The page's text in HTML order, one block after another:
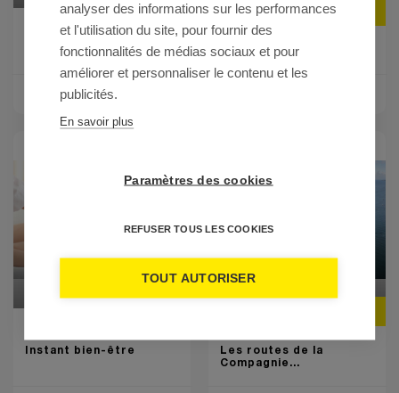
analyser des informations sur les performances
et l'utilisation du site, pour fournir des
fonctionnalités de médias sociaux et pour
améliorer et personnaliser le contenu et les
publicités.
En savoir plus
Paramètres des cookies
REFUSER TOUS LES COOKIES
TOUT AUTORISER
Prix89 €
Echappée gourmande
DÉCOUVRIR
Prix
Duo
En avant la musique !
Instant bien-être
Les routes de la
Compagnie...